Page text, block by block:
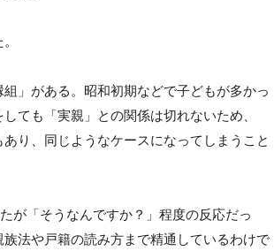
」がある。昭和初期などで子どもが多かっ
ても「実親」との関係は切れないため、
り、同じようなケースになってしまうこと
が「そうなんですか？」程度の反応だっ
法や戸籍の読み方まで精通しているわけで